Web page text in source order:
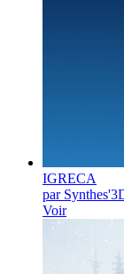
IGRECA
par
Voir